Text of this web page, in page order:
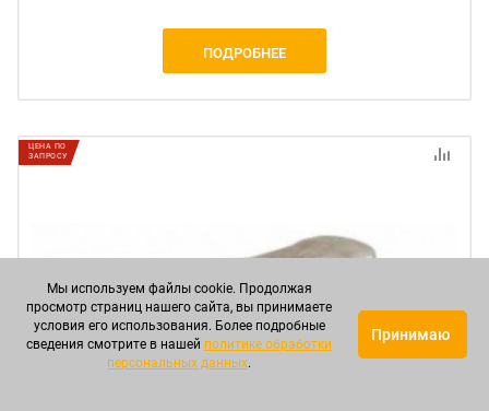
ПОДРОБНЕЕ
ЦЕНА ПО
ЗАПРОСУ
Мы используем файлы cookie. Продолжая
просмотр страниц нашего сайта, вы принимаете
условия его использования. Более подробные
сведения смотрите в нашей политике обработки
персональных данных.
Принимаю